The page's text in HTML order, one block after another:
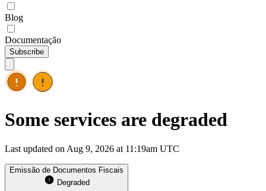
Blog
Documentação
Subscribe
Some services are degraded
Last updated on Aug 9, 2026 at 11:19am UTC
Emissão de Documentos Fiscais
Degraded